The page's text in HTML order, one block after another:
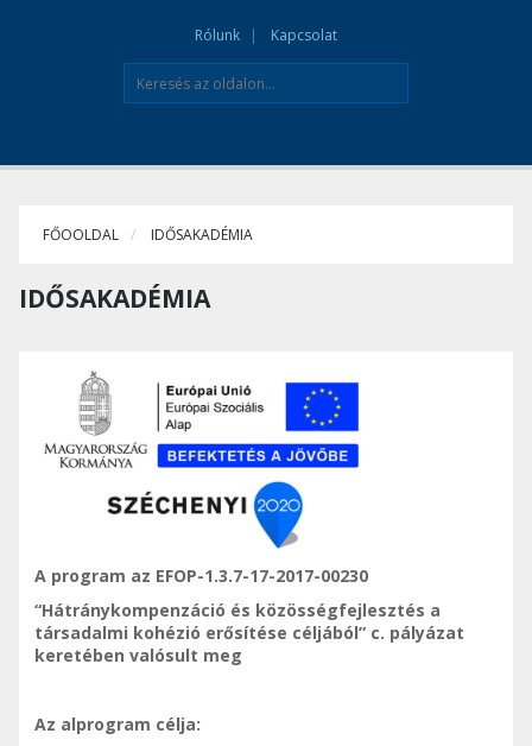
Rólunk Kapcsolat
FŐOOLDAL IDŐSAKADÉMIA
IDŐSAKADÉMIA
A program az EFOP-1.3.7-17-2017-00230
“Hátránykompenzáció és közösségfejlesztés a
társadalmi kohézió erősítése céljából” c. pályázat
keretében valósult meg
Az alprogram célja: